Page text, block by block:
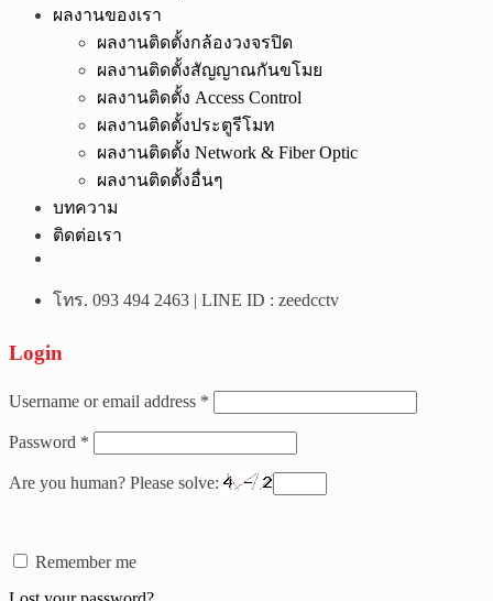
ผลงานของเรา
ผลงานติดตั้งกล้องวงจรปิด
ผลงานติดตั้งสัญญาณกันขโมย
ผลงานติดตั้ง Access Control
ผลงานติดตั้งประตูรีโมท
ผลงานติดตั้ง Network & Fiber Optic
ผลงานติดตั้งอื่นๆ
บทความ
ติดต่อเรา
โทร. 093 494 2463 | LINE ID : zeedcctv
Login
Username or email address *
Password *
Are you human? Please solve:
Remember me